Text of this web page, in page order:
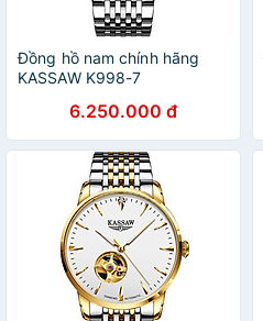
Đồng hồ nam chính hãng
KASSAW K998-7
6.250.000 đ